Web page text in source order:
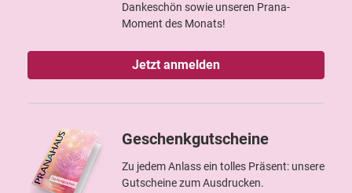
Dankeschön sowie unseren Prana-
Moment des Monats!
Jetzt anmelden
Geschenkgutscheine
Zu jedem Anlass ein tolles Präsent: unsere
Gutscheine zum Ausdrucken.